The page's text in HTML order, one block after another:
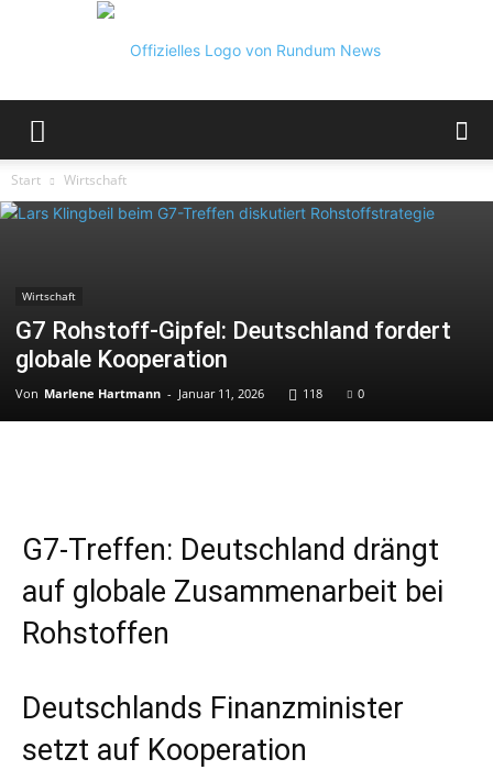
Start Wirtschaft
Wirtschaft
G7 Rohstoff-Gipfel: Deutschland fordert
globale Kooperation
Von Marlene Hartmann - Januar 11, 2026 118 0
G7-Treffen: Deutschland drängt
auf globale Zusammenarbeit bei
Rohstoffen
Deutschlands Finanzminister
setzt auf Kooperation